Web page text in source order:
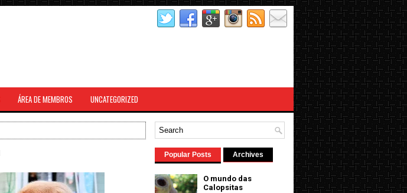
ÁREA DE MEMBROS UNCATEGORIZED
Popular Posts Archives
O mundo das
Calopsitas